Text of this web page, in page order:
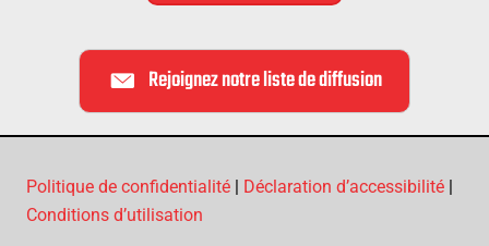
Rejoignez notre liste de diffusion
Politique de confidentialité | Déclaration d’accessibilité |
Conditions d’utilisation